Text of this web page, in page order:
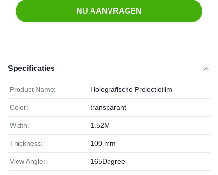
NU AANVRAGEN
Specificaties
Product Name: Holografische Projectiefilm
Color: transparant
Width: 1.52M
Thickness: 100 mm
View Angle: 165Degree